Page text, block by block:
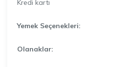
Kredi kartı
Yemek Seçenekleri:
Olanaklar: